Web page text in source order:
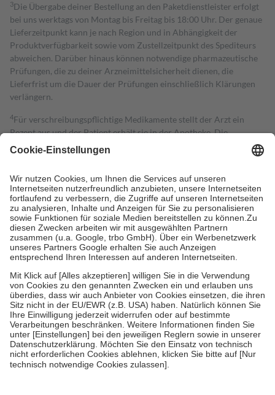
3Die Übergabe deiner Bestellung an den Paketdienstleister erfolgt
bei uns werktags von Montag bis Freitag bis 18:00 Uhr. Der genaue
Lieferzeitpunkt kann je nach Region und in Abhängigkeit der
Produktverfügbarkeit sowie vom Zustellzeitpunkt des Spediteurs
abweichen. Darüber hinaus können notwendige pharmazeutische
Prüfungen, die zu deiner Arzneimittelsicherheit dienen, die
Lieferfrist um die Dauer der Prüfungen einschließlich Klärungen
verlängern.
4Für verschreibungspflichtige Medikamente stellt der Arzt ein
Rezept aus und der Patient erhält sie in der Apotheke. Die
gesetzliche Krankenversicherung übernimmt in der Regel die
Kosten dafür, der Versicherte trägt einen Teil davon als Zuzahlung
Grundsätzlich leisten Mitglieder Zuzahlungen in Höhe von zehn
Prozent des Abgabepreises,mindestens jedochfünf Euround
höchstens zehn Euro.Es sind jedoch nie mehr als die tatsächlichen
Kosten der Leistung zu entrichten.
Diese Regeln gelten grundsätzlich auch für Online-Apotheken.
Bei Heilmitteln und häuslicher Krankenpflege beträgt die
Zuzahlung zehn Prozent der Kosten sowie zehn Euro je
Verordnung.
Um das Engagement der Versicherten für ihre eigene Gesundheit zu
stärken und die besondere Stellung der Familie zu unterstützen,
fallenkeine Zuzahlungenan bei:
• Kindern und Jugendlichen bis zum vollendeten 18. Lebensjahr
mit Ausnahme der Fahrkosten
• Untersuchungen zur Vorsorge und Früherkennung, die von der
GKV getragen werden